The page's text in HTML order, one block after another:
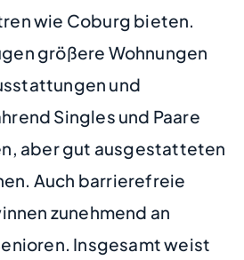
wie Coburg bieten.
größere Wohnungen
und
Singles und Paare
aber gut ausgestatteten
Auch barrierefreie
zunehmend an
Insgesamt weist